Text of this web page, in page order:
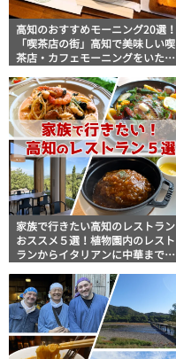
高知のおすすめモーニング20選！
「喫茶店の街」高知で美味しい喫
茶店・カフェモーニングをいただ
家族で行きたい高知のレストラン
おススメ５選！植物園内のレスト
ランからイタリアンに中華まで楽